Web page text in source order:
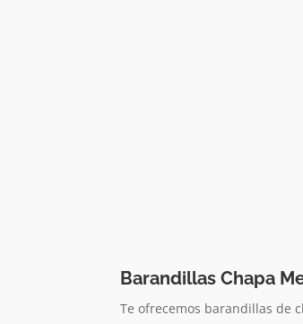
Barandillas Chapa
Te ofrecemos barandillas de